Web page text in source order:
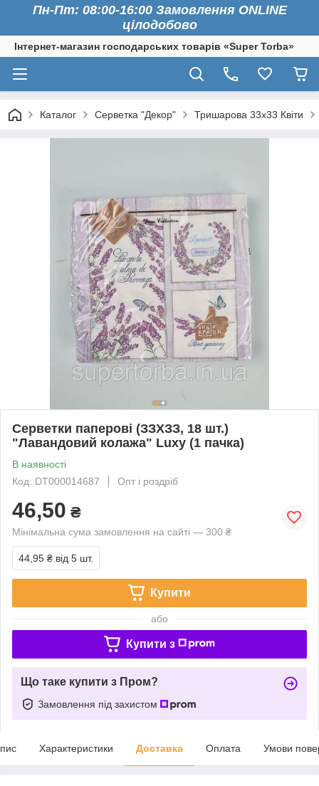
Пн-Пт: 08:00-16:00 Замовлення ONLINE
цілодобово
Інтернет-магазин господарських товарів «Super Torba»
Каталог Серветка "Декор" Тришарова 33х33 Квіти
Серветки паперові (ЗЗХЗЗ, 18 шт.)
"Лавандовий колажа" Luxy (1 пачка)
В наявності
Код: DT000014687
Опт і роздріб
46,50 ₴
Мінімальна сума замовлення на сайті — 300 ₴
44,95 ₴ від 5 шт.
Купити
або
Купити з
Що таке купити з Пром?
Замовлення під захистом
Характеристики Доставка Оплата Умови